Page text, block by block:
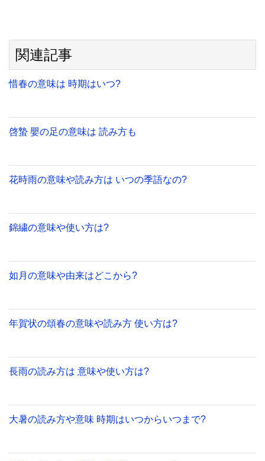
関連記事
惜春の意味は 時期はいつ?
啓蟄 嬰の足の意味は 読み方も
花時雨の意味や読み方は いつの季語なの?
錦繍の意味や使い方は?
如月の意味や由来はどこから?
年賀状の頌春の意味や読み方 使い方は?
長雨の読み方は 意味や使い方は?
大暑の読み方や意味 時期はいつからいつまで?